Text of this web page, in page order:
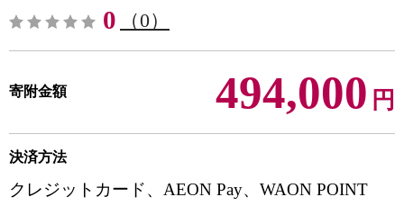
0 （0）
寄附金額 494,000 円
決済方法
クレジットカード、AEON Pay、WAON POINT